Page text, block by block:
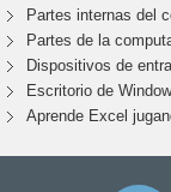
Partes internas del
Partes de la
Dispositivos de
Escritorio de
Aprende Excel